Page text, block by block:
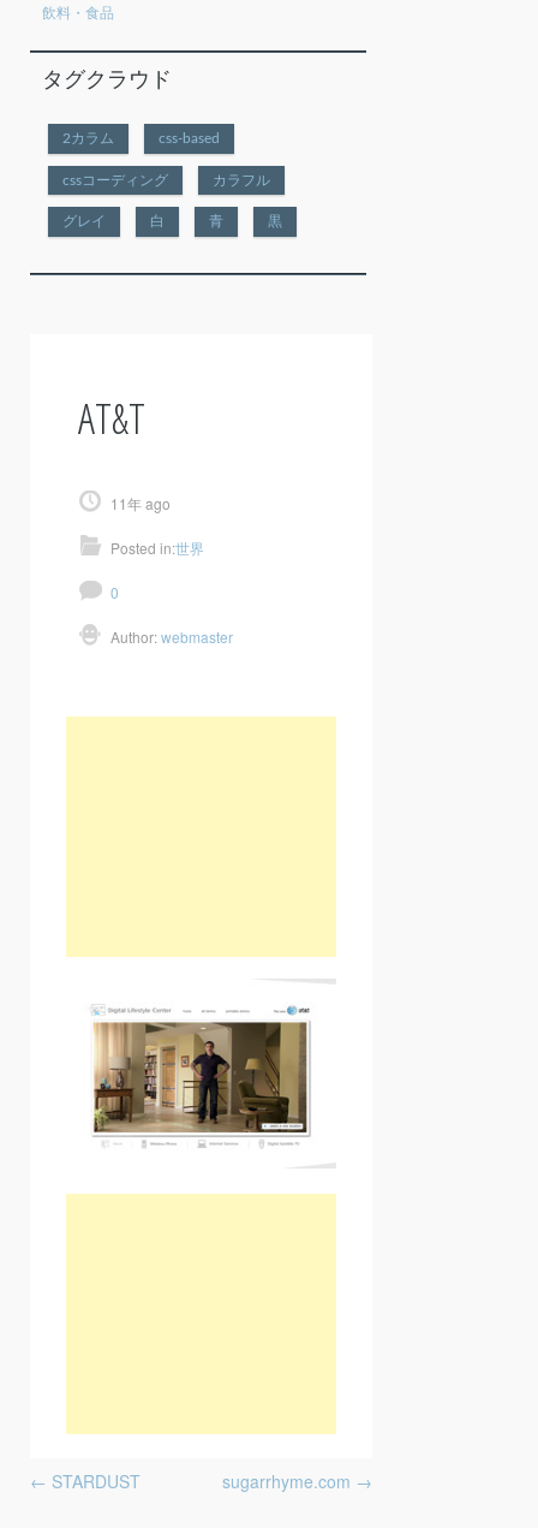
飲料・食品
タグクラウド
2カラム css-based
cssコーディング カラフル
グレイ 白 青 黒
AT&T
11年 ago
Posted in:世界
0
Author:webmaster
← STARDUST sugarrhyme.com →